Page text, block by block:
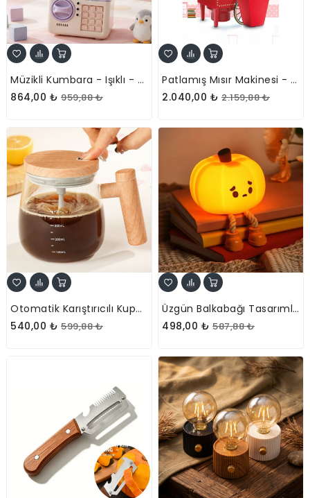
Müzikli Kumbara - Işıklı - Şifreli ATM Tasarımlı
864,00 ₺ 959,88 ₺
Patlamış Mısır Makinesi - Yağsız Pişirme - Nostaljik Model
2.040,00 ₺ 2.159,88 ₺
Otomatik Karıştırıcılı Kupa Bardak - Cam Fincan - Şarjlı
540,00 ₺ 599,88 ₺
Üzgün Balkabağı Tasarımlı Gece Lambası - Silikon - Telefon Tutucu Özellikli
498,00 ₺ 587,88 ₺